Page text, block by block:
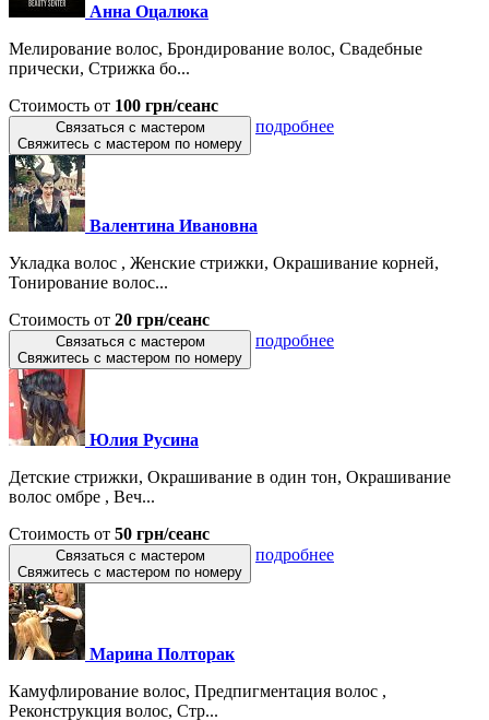
Анна Оцалюка
Мелирование волос, Брондирование волос, Свадебные
прически, Стрижка бо...
Стоимость от 100 грн/сеанс
Связаться с мастером
Свяжитесь с мастером по номеру
подробнее
Валентина Ивановна
Укладка волос , Женские стрижки, Окрашивание корней,
Тонирование волос...
Стоимость от 20 грн/сеанс
Связаться с мастером
Свяжитесь с мастером по номеру
подробнее
Юлия Русина
Детские стрижки, Окрашивание в один тон, Окрашивание
волос омбре , Веч...
Стоимость от 50 грн/сеанс
Связаться с мастером
Свяжитесь с мастером по номеру
подробнее
Марина Полторак
Камуфлирование волос, Предпигментация волос ,
Реконструкция волос, Стр...